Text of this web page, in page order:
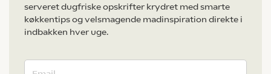
serveret dugfriske opskrifter krydret med smarte
køkkentips og velsmagende madinspiration direkte i
indbakken hver uge.